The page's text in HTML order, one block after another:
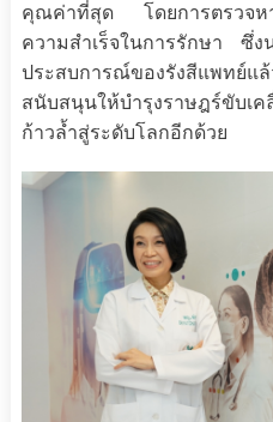
คุณค่าที่สุด โดยการตรวจหา
ความสำเร็จในการรักษา ซึ่
ประสบการณ์ของรังสีแพทย์แ
สนับสนุนให้บำรุงราษฎร์ขับเ
ก้าวล้ำสู่ระดับโลกอีกด้วย